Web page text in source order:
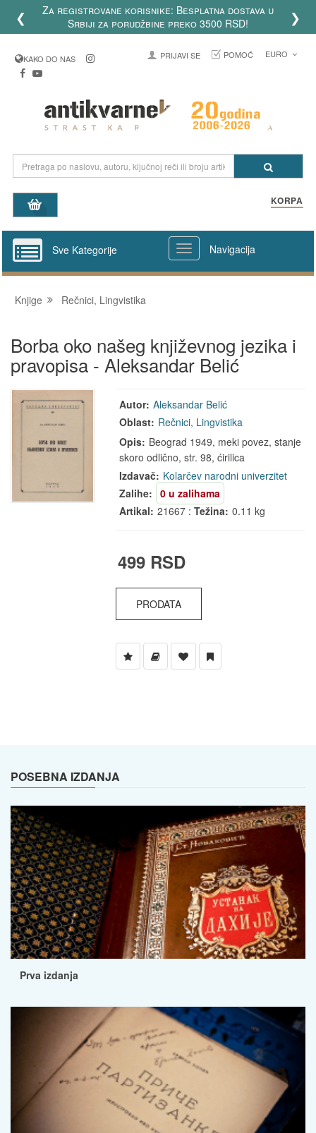
❮
Za registrovane korisnike: Besplatna dostava u
Srbiji za porudžbine preko 3500 RSD!
❯
KAKO DO NAS PRIJAVI SE POMOĆ EURO
KORPA
Sve Kategorije Navigacija
Knjige Rečnici, Lingvistika
Borba oko našeg književnog jezika i
pravopisa - Aleksandar Belić
Autor: Aleksandar Belić
Oblast: Rečnici, Lingvistika
Opis: Beograd 1949, meki povez, stanje
skoro odlično, str. 98, ćirilica
Izdavač: Kolarčev narodni univerzitet
Zalihe:
0 u zalihama
Artikal: 21667 :Težina: 0.11 kg
499 RSD
PRODATA
POSEBNA IZDANJA
Prva izdanja